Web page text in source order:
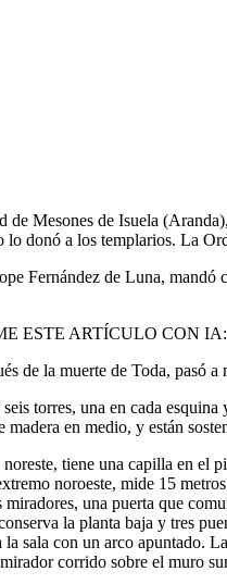
Mesones de Isuela
donó a los templarios. La
Fernández de Luna,
ESTE ARTÍCULO CON IA:
de la muerte de Toda, pasó a
torres, una en cada
en medio, y están
tiene una capilla en
noroeste, mide 15
una puerta que
la planta baja y tres
sala con un arco apuntado.
corrido sobre el muro